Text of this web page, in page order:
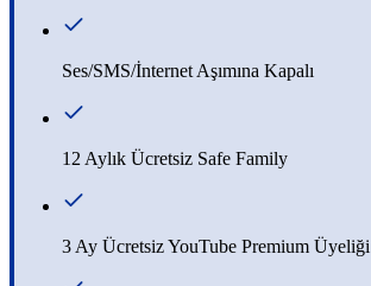
Ses/SMS/İnternet Aşımına Kapalı
12 Aylık Ücretsiz Safe Family
3 Ay Ücretsiz YouTube Premium Üyeliği